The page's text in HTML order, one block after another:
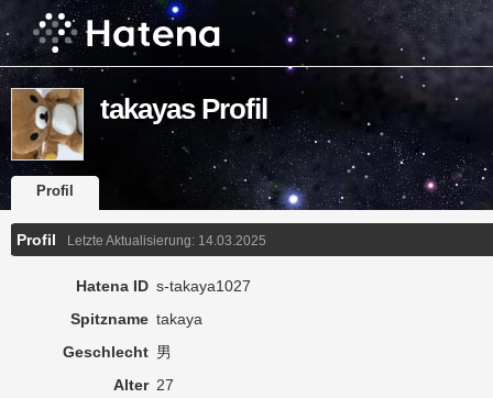
takayas Profil
Profil
Profil Letzte Aktualisierung: 14.03.2025
Hatena ID s-takaya1027
Spitzname takaya
Geschlecht 男
Alter 27